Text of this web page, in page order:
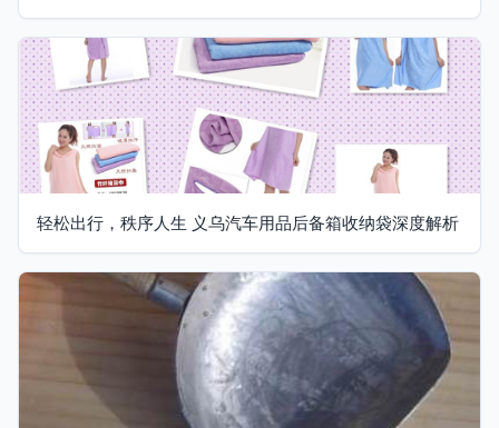
轻松出行，秩序人生 义乌汽车用品后备箱收纳袋深度解析